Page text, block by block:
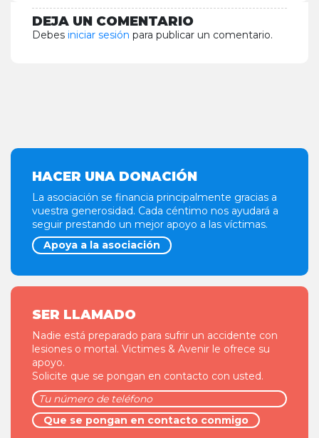
DEJA UN COMENTARIO
Debes iniciar sesión para publicar un comentario.
HACER UNA DONACIÓN
La asociación se financia principalmente gracias a
vuestra generosidad. Cada céntimo nos ayudará a
seguir prestando un mejor apoyo a las víctimas.
Apoya a la asociación
SER LLAMADO
Nadie está preparado para sufrir un accidente con
lesiones o mortal. Victimes & Avenir le ofrece su
apoyo.
Solicite que se pongan en contacto con usted.